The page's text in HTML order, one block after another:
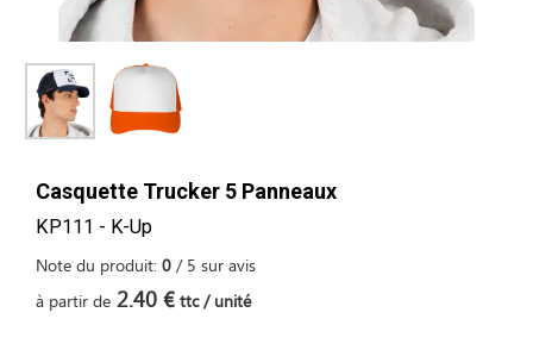
Casquette Trucker 5 Panneaux
KP111 - K-Up
Note du produit: 0 / 5 sur avis
à partir de 2.40 € ttc / unité